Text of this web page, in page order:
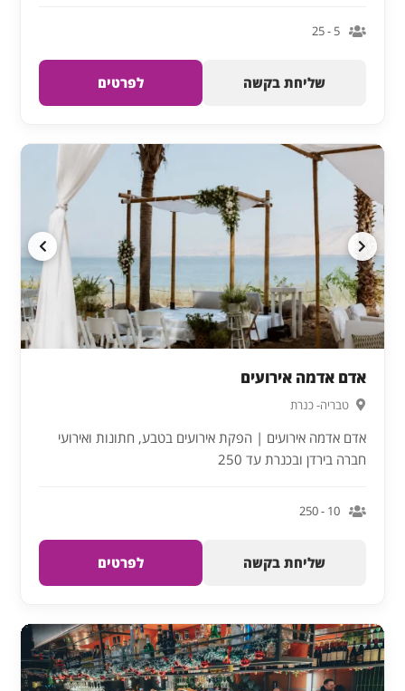
5 - 25
שליחת בקשה לפרטים
אדם אדמה אירועים
טבריה- כנרת
אדם אדמה אירועים | הפקת אירועים בטבע, חתונות ואירועי
חברה בירדן ובכנרת עד 250
10 - 250
שליחת בקשה לפרטים